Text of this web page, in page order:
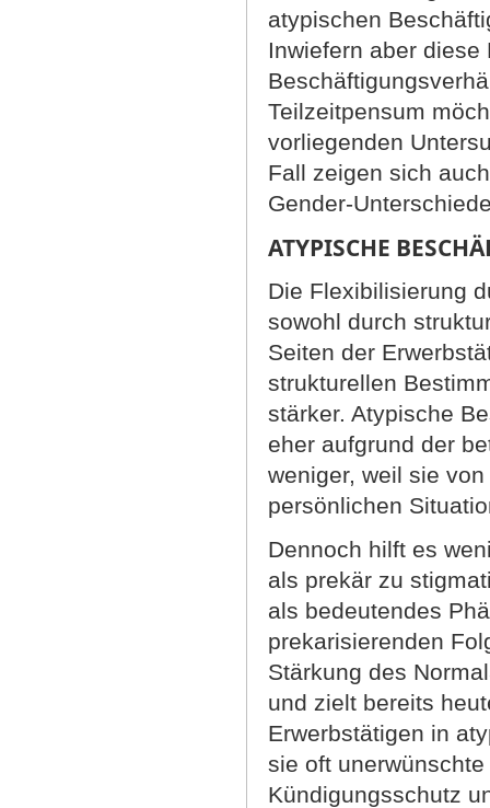
atypischen
Inwiefern aber
Teilzeitpensum
vorliegenden
Fall zeigen sich
Gender-
ATYPISCHE
Die Flexibilisierung
sowohl durch
Seiten der
strukturellen
stärker. Atypische
eher aufgrund der
weniger, weil sie
persönlichen
Dennoch hilft es
als prekär zu
als bedeutendes
prekarisierenden
Stärkung des
und zielt bereits
Erwerbstätigen in
sie oft
Kündigungsschutz